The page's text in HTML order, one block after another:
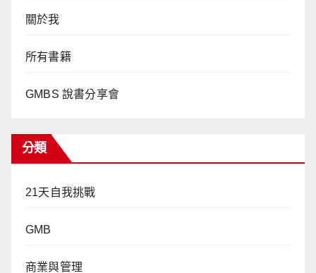
關於我
所有書籍
GMBS 說書分享會
分類
21天自我挑戰
GMB
商業與管理